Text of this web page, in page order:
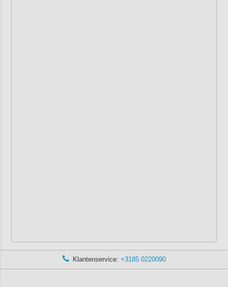
Klantenservice: +3185 0220090